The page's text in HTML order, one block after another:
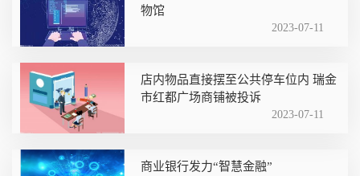
物馆
2023-07-11
店内物品直接摆至公共停车位内 瑞金
市红都广场商铺被投诉
2023-07-11
商业银行发力“智慧金融”